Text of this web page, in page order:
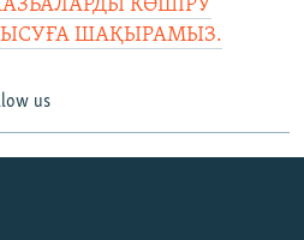
КӨШІРУ
ШАҚЫРАМЫЗ.
us